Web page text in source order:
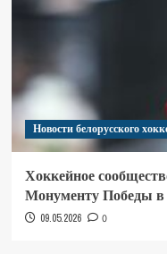
Новости белорусского
Хоккейное
Монументу Победы
09.05.2026 0